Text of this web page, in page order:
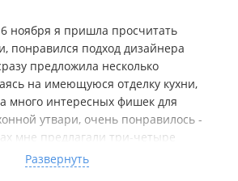
ноября я пришла просчитать
понравился подход дизайнера
предложила несколько
на имеющуюся отделку кухни,
много интересных фишек для
утвари, очень понравилось -
мне предлагали три-четыре
элементов, но разных по цене.
наметили на 20 декабря, но
Развернуть